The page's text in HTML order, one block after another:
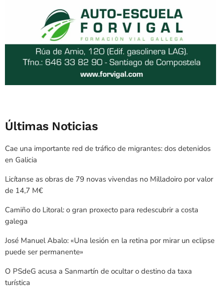
Últimas Noticias
Cae una importante red de tráfico de migrantes: dos detenidos
en Galicia
Licítanse as obras de 79 novas vivendas no Milladoiro por valor
de 14,7 M€
Camiño do Litoral: o gran proxecto para redescubrir a costa
galega
José Manuel Abalo: «Una lesión en la retina por mirar un eclipse
puede ser permanente»
O PSdeG acusa a Sanmartín de ocultar o destino da taxa
turística